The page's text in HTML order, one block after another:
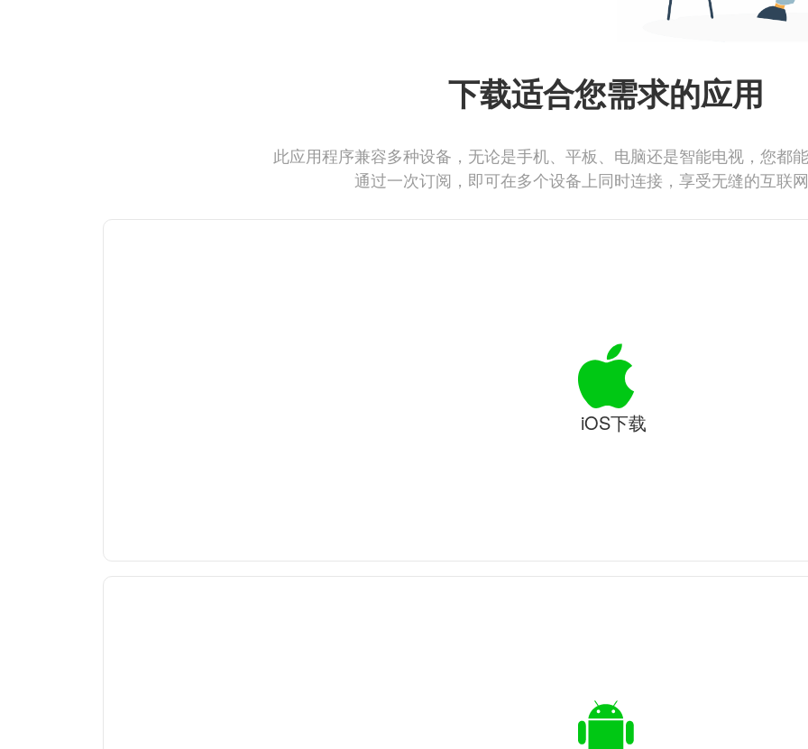
下载适合您需求的应用
此应用程序兼容多种设备，无论是手机、平板、电脑还是智能电视，您都能
通过一次订阅，即可在多个设备上同时连接，享受无缝的互联网
iOS下载